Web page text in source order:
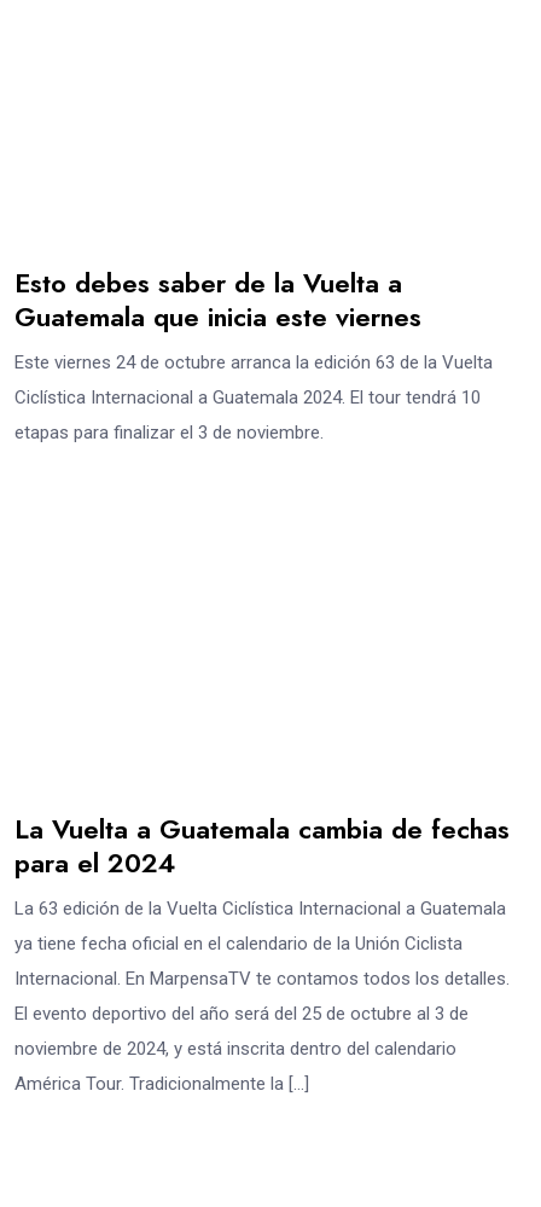
Esto debes saber de la Vuelta a
Guatemala que inicia este viernes
Este viernes 24 de octubre arranca la edición 63 de la Vuelta
Ciclística Internacional a Guatemala 2024. El tour tendrá 10
etapas para finalizar el 3 de noviembre.
La Vuelta a Guatemala cambia de fechas
para el 2024
La 63 edición de la Vuelta Ciclística Internacional a Guatemala
ya tiene fecha oficial en el calendario de la Unión Ciclista
Internacional. En MarpensaTV te contamos todos los detalles.
El evento deportivo del año será del 25 de octubre al 3 de
noviembre de 2024, y está inscrita dentro del calendario
América Tour. Tradicionalmente la […]